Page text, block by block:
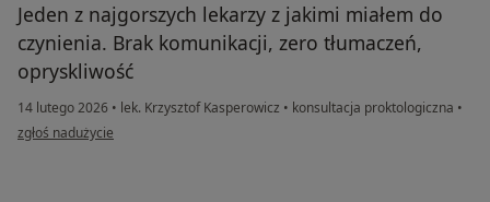
Jeden z najgorszych lekarzy z jakimi miałem do
czynienia. Brak komunikacji, zero tłumaczeń,
opryskliwość
14 lutego 2026 • lek. Krzysztof Kasperowicz • konsultacja proktologiczna •
w opinii użytkownika Marcin
zgłoś nadużycie